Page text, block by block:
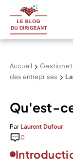
Accueil Gestion
des entreprises
Qu'est-ce
Par Laurent Dufour
0